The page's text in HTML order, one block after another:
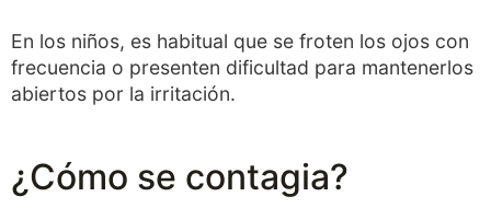
En los niños, es habitual que se froten los ojos con
frecuencia o presenten dificultad para mantenerlos
abiertos por la irritación.
¿Cómo se contagia?